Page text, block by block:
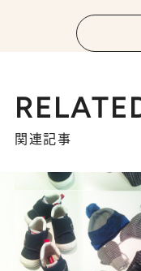
関連記事